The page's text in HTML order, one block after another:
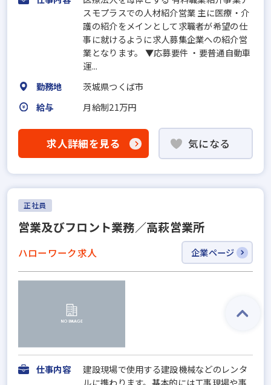
スモプラスでの人材紹介営業 主に医療・介
護の紹介をメインとして求職者が希望の仕
事に就けるように求人募集企業への紹介営
業となります。 ▼応募要件 ・要普通自動車
運...
勤務地
茨城県つくば市
給与
月給制21万円
求人詳細を見る 気になる
正社員
営業及びフロント業務／高萩営業所
ハローワーク求人 企業ページ
仕事内容
建設現場で使用する建設機械などのレンタ
ルに携わります。基本的には工事現場や事